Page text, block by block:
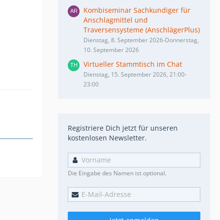
Kombiseminar Sachkundiger für
Anschlagmittel und
Traversensysteme (AnschlägerPlus)
Dienstag, 8. September 2026-Donnerstag,
10. September 2026
Virtueller Stammtisch im Chat
Dienstag, 15. September 2026, 21:00-
23:00
Registriere Dich jetzt für unseren
kostenlosen Newsletter.
Die Eingabe des Namen ist optional.